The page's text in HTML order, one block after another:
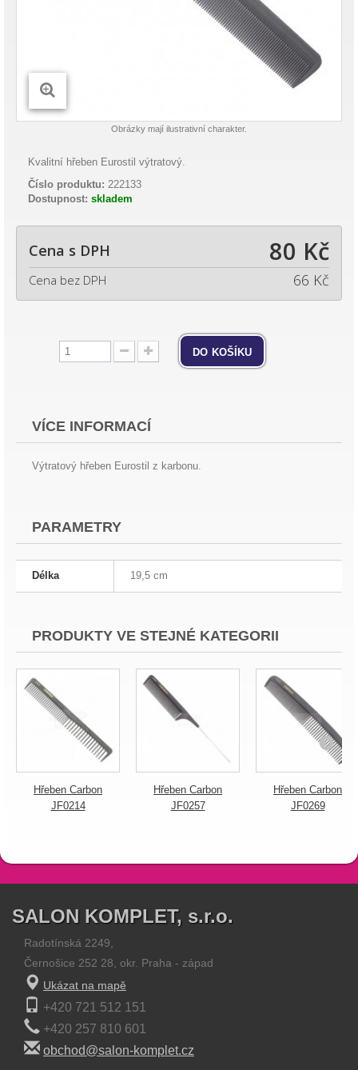
Obrázky mají ilustrativní charakter.
Kvalitní hřeben Eurostil výtratový.
Číslo produktu: 222133
Dostupnost: skladem
Cena s DPH 80 Kč
Cena bez DPH 66 Kč
do košíku
VÍCE INFORMACÍ
Výtratový hřeben Eurostil z karbonu.
PARAMETRY
Délka 19,5 cm
PRODUKTY VE STEJNÉ KATEGORII
Hřeben Carbon
JF0214
Hřeben Carbon
JF0257
Hřeben Carbon
JF0269
SALON KOMPLET, s.r.o.
Radotínská 2249,
Černošice 252 28, okr. Praha - západ
Ukázat na mapě
+420 721 512 151
+420 257 810 601
obchod@salon-komplet.cz